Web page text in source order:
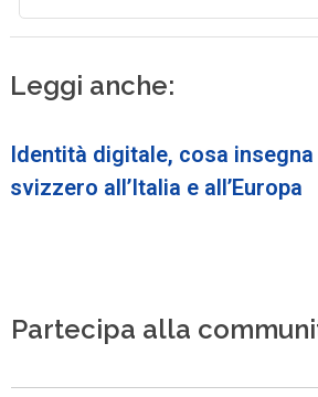
Leggi anche:
Identità digitale, cosa
svizzero all’Italia e all’Europa
Partecipa alla